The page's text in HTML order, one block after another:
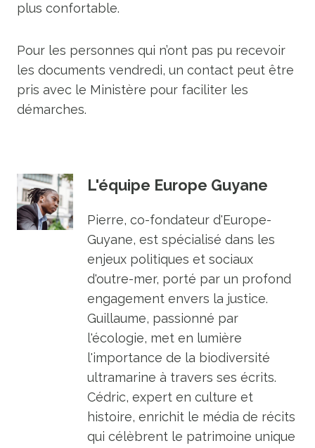
plus confortable.
Pour les personnes qui n’ont pas pu recevoir
les documents vendredi, un contact peut être
pris avec le Ministère pour faciliter les
démarches.
L'équipe Europe Guyane
Pierre, co-fondateur d'Europe-
Guyane, est spécialisé dans les
enjeux politiques et sociaux
d'outre-mer, porté par un profond
engagement envers la justice.
Guillaume, passionné par
l'écologie, met en lumière
l'importance de la biodiversité
ultramarine à travers ses écrits.
Cédric, expert en culture et
histoire, enrichit le média de récits
qui célèbrent le patrimoine unique